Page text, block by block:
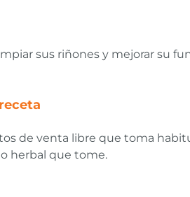
sus riñones y mejorar su
de venta libre que toma
herbal que tome.